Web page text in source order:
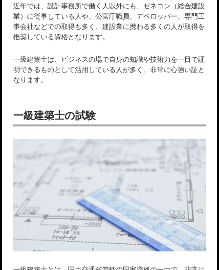
近年では、設計事務所で働く人以外にも、ゼネコン（総合建設
業）に従事している人や、公官庁職員、デベロッパー、専門工
事会社などでの取得も多く、建設業に携わる多くの人が取得を
推奨している資格となります。
一級建築士は、ビジネスの場で自身の知識や技術力を一目で証
明できるものとして活用している人が多く、非常に心強い証と
なります。
一級建築士の試験